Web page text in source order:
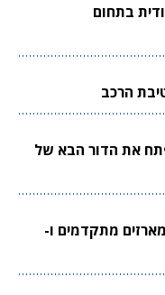
בתחום
הרכב
את הדור הבא של
מתקדמים ו-